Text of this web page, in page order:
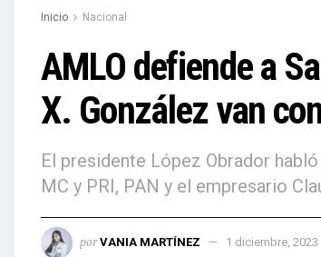
Inicio Nacional
AMLO defiende a
X. González van
El presidente López Obrador
MC y PRI, PAN y el empresario
por VANIA MARTÍNEZ 1 diciembre, 2023